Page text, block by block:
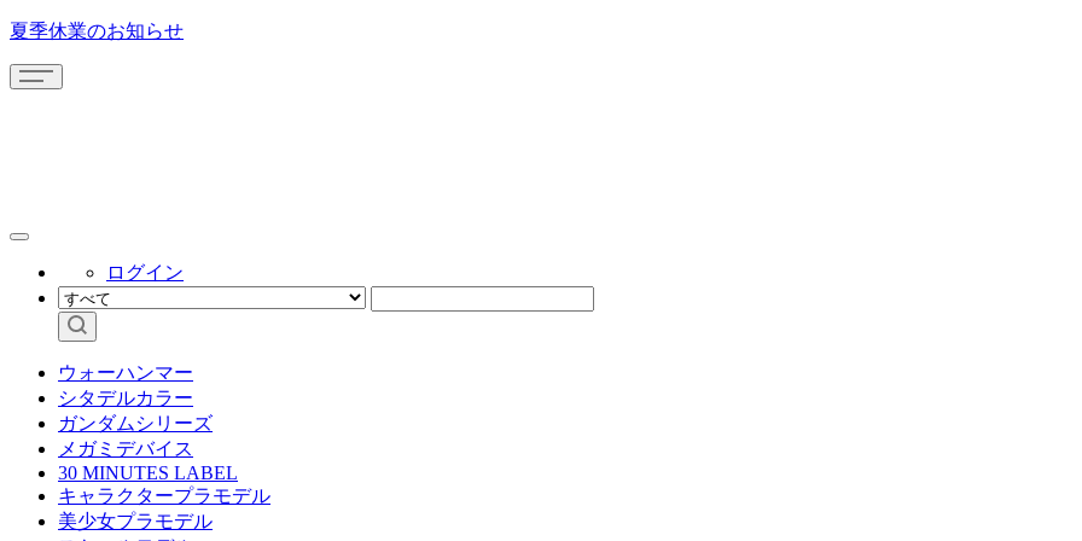
夏季休業のお知らせ
ログイン
ウォーハンマー
シタデルカラー
ガンダムシリーズ
メガミデバイス
30 MINUTES LABEL
キャラクタープラモデル
美少女プラモデル